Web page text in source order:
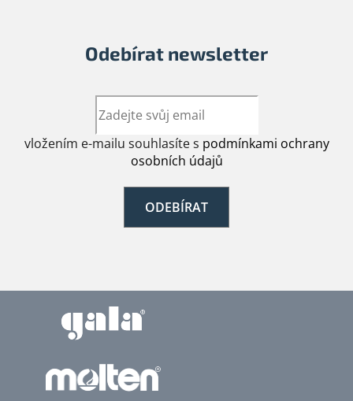
Odebírat newsletter
vložením e-mailu souhlasíte s podmínkami ochrany
osobních údajů
ODEBÍRAT